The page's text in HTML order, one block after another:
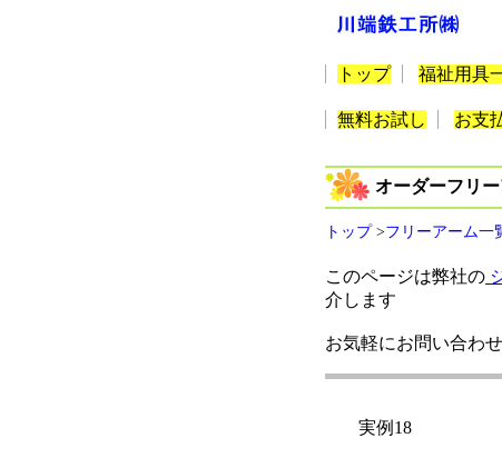
トップ 福祉用具
無料お試し お支
オーダーフリ
トップ>フリーアーム一
このページは弊社の
介します
お気軽にお問い合わ
実例18